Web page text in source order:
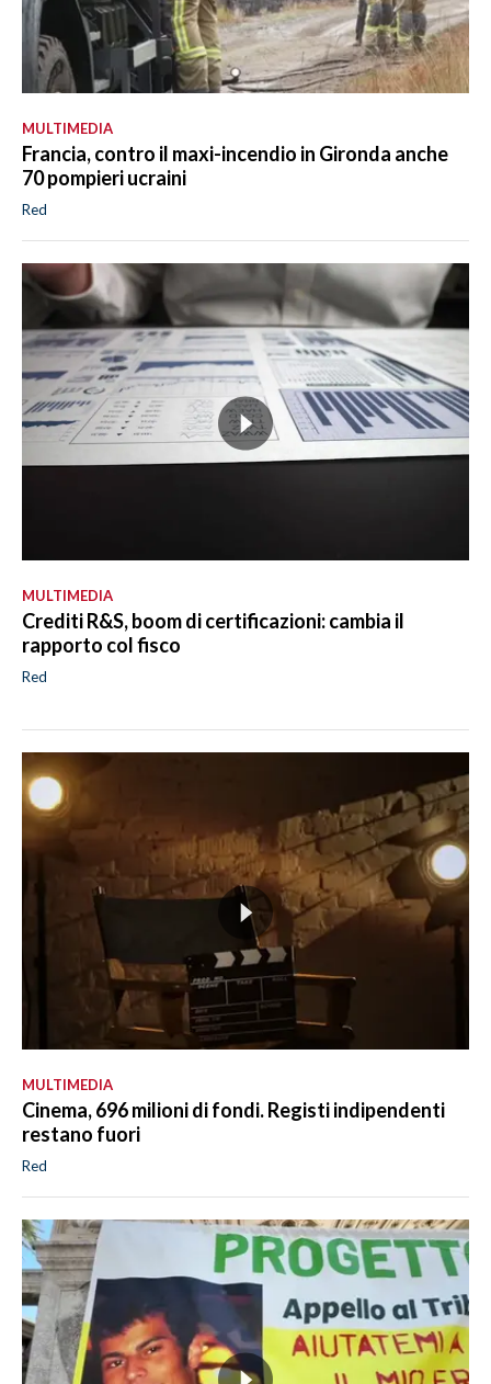
MULTIMEDIA
Francia, contro il maxi-incendio in Gironda anche
70 pompieri ucraini
Red
MULTIMEDIA
Crediti R&S, boom di certificazioni: cambia il
rapporto col fisco
Red
MULTIMEDIA
Cinema, 696 milioni di fondi. Registi indipendenti
restano fuori
Red